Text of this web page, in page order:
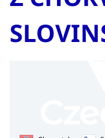
Aktuální informace